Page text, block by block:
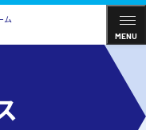
ム
MENU